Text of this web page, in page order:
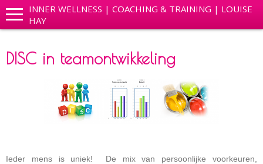
INNER WELLNESS | COACHING & TRAINING | LOUISE
HAY
DISC in teamontwikkeling
Ieder mens is uniek! De mix van persoonlijke voorkeuren,